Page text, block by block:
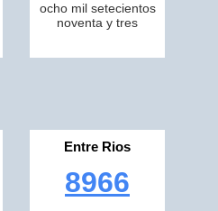
ocho mil setecientos
noventa y tres
Entre Rios
8966